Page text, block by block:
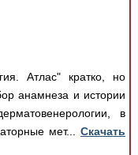
Атлас" кратко, но
анамнеза и истории
в
мет...Скачать